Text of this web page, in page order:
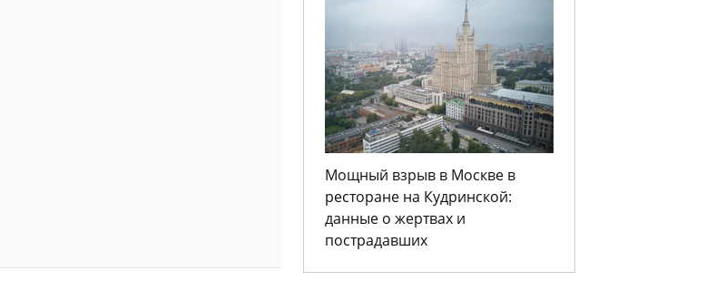
Мощный взрыв в Москве в
ресторане на Кудринской:
данные о жертвах и
пострадавших